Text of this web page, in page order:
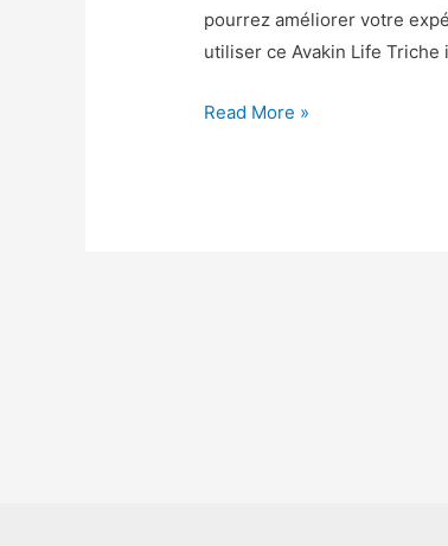
pourrez améliorer votre
utiliser ce Avakin Life
Avakin
Read More »